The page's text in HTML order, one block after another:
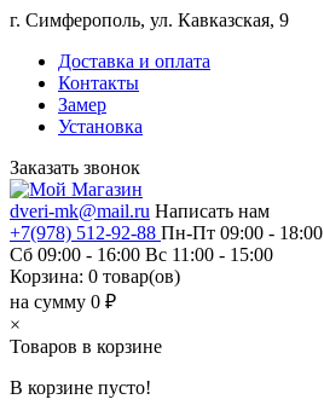
г. Симферополь, ул. Кавказская, 9
Доставка и оплата
Контакты
Замер
Установка
Заказать звонок
dveri-mk@mail.ru Написать нам
+7(978) 512-92-88 Пн-Пт 09:00 - 18:00
Сб 09:00 - 16:00 Вс 11:00 - 15:00
Корзина: 0 товар(ов)
на сумму 0 ₽
×
Товаров в корзине
В корзине пусто!